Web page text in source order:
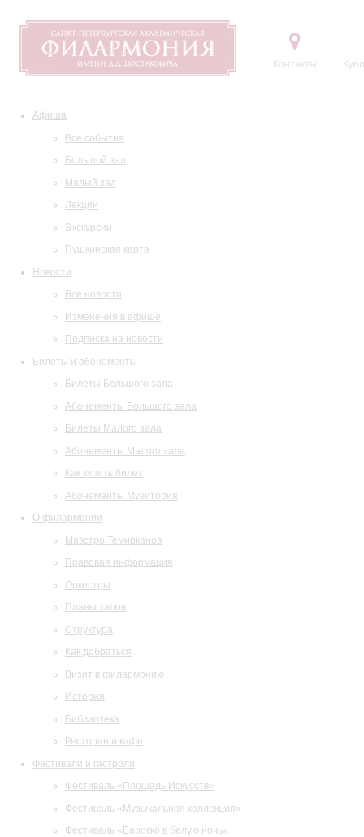
Контакты
Афиша
Все события
Большой зал
Малый зал
Лекции
Экскурсии
Пушкинская карта
Новости
Все новости
Изменения в афише
Подписка на новости
Билеты и абонементы
Билеты Большого зала
Абонементы Большого зала
Билеты Малого зала
Абонементы Малого зала
Как купить билет
Абонементы Музитория
О филармонии
Маэстро Темирканов
Правовая информация
Оркестры
Планы залов
Структура
Как добраться
Визит в филармонию
История
Библиотека
Ресторан и кафе
Фестивали и гастроли
Фестиваль «Площадь Искусств»
Фестиваль «Музыкальная коллекция»
Фестиваль «Барокко в белую ночь»